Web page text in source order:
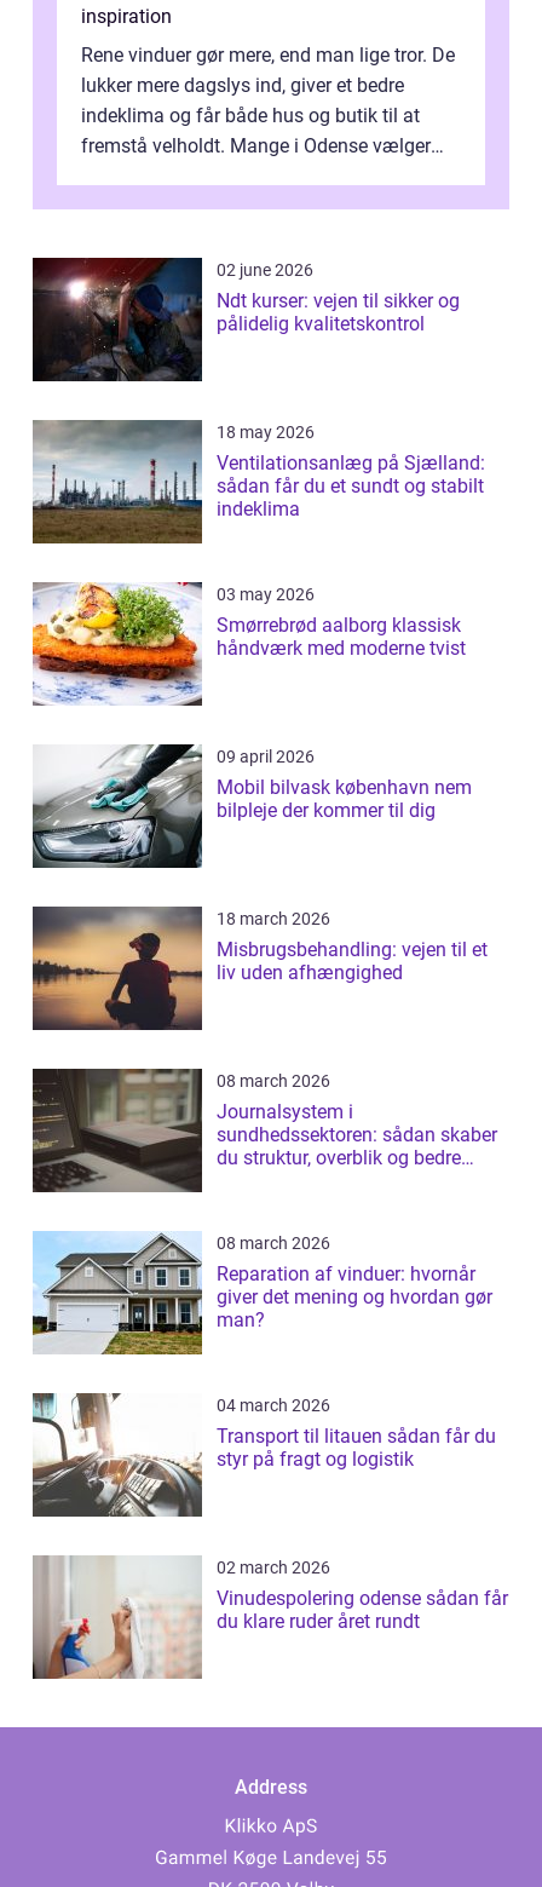
inspiration
Rene vinduer gør mere, end man lige tror. De
lukker mere dagslys ind, giver et bedre
indeklima og får både hus og butik til at
fremstå velholdt. Mange i Odense vælger
02 june 2026
Ndt kurser: vejen til sikker og
pålidelig kvalitetskontrol
18 may 2026
Ventilationsanlæg på Sjælland:
sådan får du et sundt og stabilt
indeklima
03 may 2026
Smørrebrød aalborg klassisk
håndværk med moderne tvist
09 april 2026
Mobil bilvask københavn nem
bilpleje der kommer til dig
18 march 2026
Misbrugsbehandling: vejen til et
liv uden afhængighed
08 march 2026
Journalsystem i
sundhedssektoren: sådan skaber
du struktur, overblik og bedre
08 march 2026
Reparation af vinduer: hvornår
giver det mening og hvordan gør
man?
04 march 2026
Transport til litauen sådan får du
styr på fragt og logistik
02 march 2026
Vinudespolering odense sådan får
du klare ruder året rundt
Address